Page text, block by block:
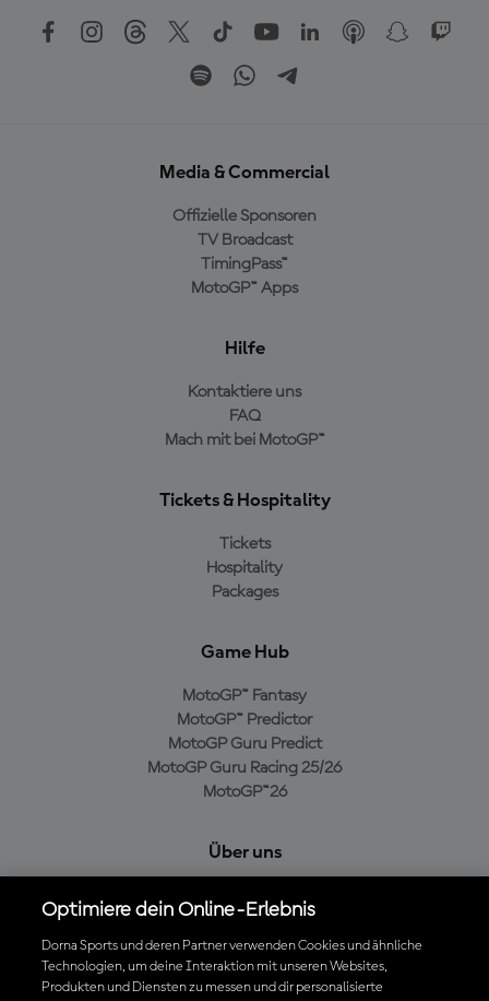
Media & Commercial
Offizielle Sponsoren
TV Broadcast
TimingPass™
MotoGP™ Apps
Hilfe
Kontaktiere uns
FAQ
Mach mit bei MotoGP™
Tickets & Hospitality
Tickets
Hospitality
Packages
Game Hub
MotoGP™ Fantasy
MotoGP™ Predictor
MotoGP Guru Predict
MotoGP Guru Racing 25/26
MotoGP™26
Über uns
Cookie-Richtlinien
Geschäftsbedingungen
Datenschutzrichtlinien
Kaufrichtlinie
Optimiere dein Online-Erlebnis
Dorna Sports und deren Partner verwenden Cookies und ähnliche
Technologien, um deine Interaktion mit unseren Websites,
Produkten und Diensten zu messen und dir personalisierte